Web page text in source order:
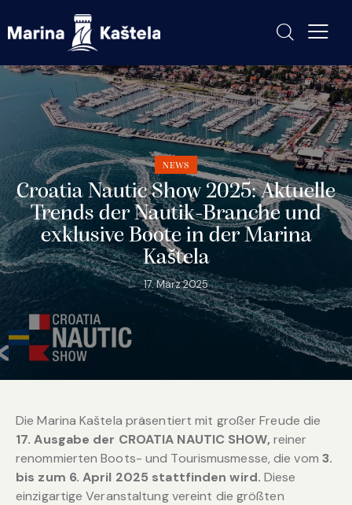
NEWS
Croatia Nautic Show 2025: Aktuelle
Trends der Nautik-Branche und
exklusive Boote in der Marina
Kaštela
17. März 2025
Die Marina Kaštela präsentiert mit großer Freude die
17. Ausgabe der CROATIA NAUTIC SHOW, reiner
renommierten Boots- und Tourismusmesse, die vom 3.
bis zum 6. April 2025 stattfinden wird.Diese
einzigartige Veranstaltung vereint die größten